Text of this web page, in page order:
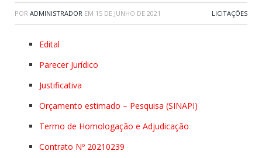
POR ADMINISTRADOR EM 15 DE JUNHO DE 2021 LICITAÇÕES
Edital
Parecer Jurídico
Justificativa
Orçamento estimado – Pesquisa (SINAPI)
Termo de Homologação e Adjudicação
Contrato Nº 20210239